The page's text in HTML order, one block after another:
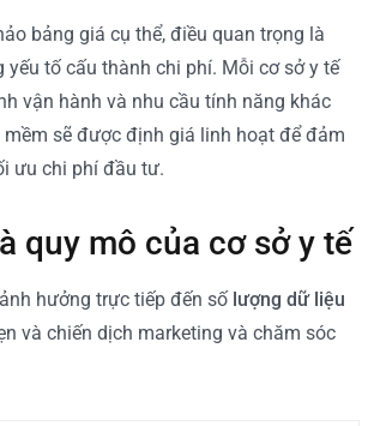
bảng giá cụ thể, điều quan trọng là
yếu tố cấu thành chi phí. Mỗi cơ sở y tế
vận hành và nhu cầu tính năng khác
mềm sẽ được định giá linh hoạt để đảm
ưu chi phí đầu tư.
quy mô của cơ sở y tế
hưởng trực tiếp đến số lượng dữ liệu
và chiến dịch marketing và chăm sóc